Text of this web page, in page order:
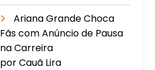
Ariana Grande Choca
Fãs com Anúncio de Pausa
na Carreira
por Cauã Lira